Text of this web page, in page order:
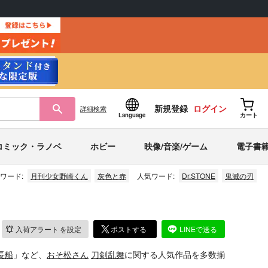
詳細検索
Language
新規登録 ログイン
カート
ミック・ラノベ ホビー 映像/音楽/ゲーム 電子書
ード: 月刊少女野崎くん 灰色と赤 人気ワード: Dr.STONE 鬼滅の刃
入荷アラート を設定 ポストする LINEで送る
船 」など、 おそ松さん 刀剣乱舞に関する人気作品を多数揃